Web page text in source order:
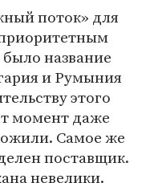
поток» для
название
и Румыния
этого
момент даже
Самое же
поставщик.
невелики.